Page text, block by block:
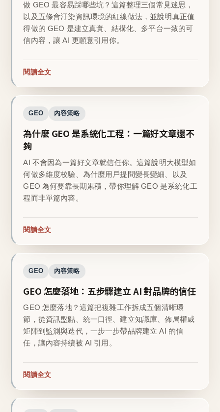
做 GEO 最容易踩哪些坑？這篇整理三個常見迷思，
以及五條會汙染資訊環境的紅線做法，並說明真正值
得做的 GEO 是建立真實、結構化、多平台一致的可
信內容，讓 AI 更願意引用你。
閱讀全文
GEO 內容策略
為什麼 GEO 是系統化工程：一篇好文章還不
夠
AI 不會因為一篇好文章就信任你。這篇說明大模型如
何做多維度校驗、為什麼用戶提問變長變細、以及
GEO 為何要靠長期累積，帶你理解 GEO 是系統化工
程而非單篇內容。
閱讀全文
GEO 內容策略
GEO 怎麼落地：五步驟建立 AI 對品牌的信任
GEO 怎麼落地？這篇把複雜工作拆成五個清晰環
節，從資訊盤點、統一口徑、建立知識庫、佈局權威
矩陣到監測與迭代，一步一步帶品牌建立 AI 的信
任，讓內容持續被 AI 引用。
閱讀全文